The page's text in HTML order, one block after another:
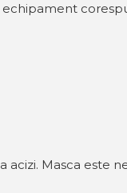
Masca este